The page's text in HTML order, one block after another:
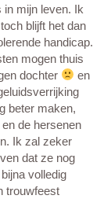
in mijn leven. Ik
blijft het dan
handicap.
mogen thuis
dochter
en
beter maken,
de hersenen
Ik zal zeker
dat ze nog
volledig
trouwfeest